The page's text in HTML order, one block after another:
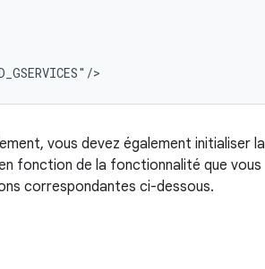
>
vous devez également initialiser la
fonction de la fonctionnalité que vous
correspondantes ci-dessous.